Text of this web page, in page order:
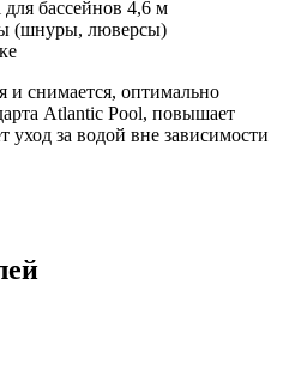
бассейнов 4,6 м
(шнуры, люверсы)
и снимается, оптимально
Atlantic Pool, повышает
за водой вне зависимости